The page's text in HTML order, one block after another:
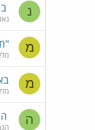
נ
מ
מ
ה